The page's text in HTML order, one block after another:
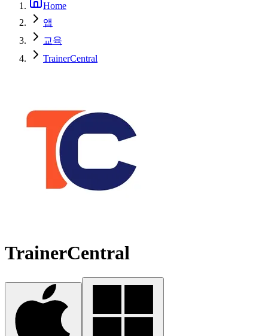
Home
앱
교육
TrainerCentral
TrainerCentral